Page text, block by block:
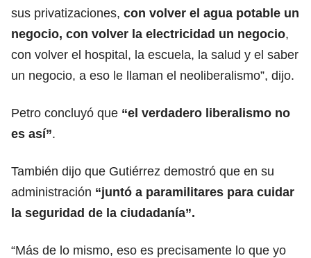
sus privatizaciones, con volver el agua potable un
negocio, con volver la electricidad un negocio,
con volver el hospital, la escuela, la salud y el saber
un negocio, a eso le llaman el neoliberalismo”, dijo.
Petro concluyó que “el verdadero liberalismo no
es así”.
También dijo que Gutiérrez demostró que en su
administración “juntó a paramilitares para cuidar
la seguridad de la ciudadanía”.
“Más de lo mismo, eso es precisamente lo que yo